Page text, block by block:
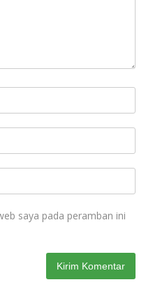
saya pada peramban ini